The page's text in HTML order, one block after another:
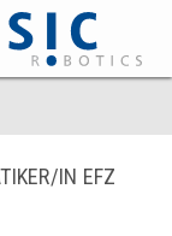
IN EFZ